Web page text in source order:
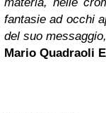
fantasie ad occhi
del suo
Mario Quadraoli